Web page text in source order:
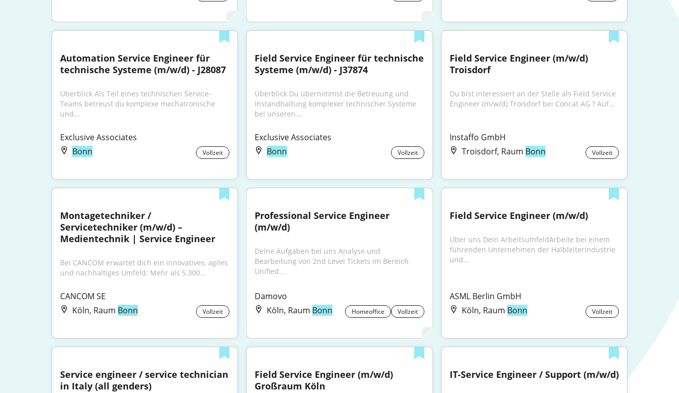
Automation Service Engineer für
technische Systeme (m/w/d) - J28087
Überblick Als Teil eines technischen Service-
Teams betreust du komplexe mechatronische
und...
Exclusive Associates
Bonn
Vollzeit
Field Service Engineer für technische
Systeme (m/w/d) - J37874
Überblick Du übernimmst die Betreuung und
Instandhaltung komplexer technischer Systeme
bei unseren...
Exclusive Associates
Bonn
Vollzeit
Field Service Engineer (m/w/d)
Troisdorf
Du bist interessiert an der Stelle als Field Service
Engineer (m/w/d) Troisdorf bei Concat AG ? Auf...
Instaffo GmbH
Troisdorf, Raum Bonn Vollzeit
Montagetechniker /
Servicetechniker (m/w/d) –
Medientechnik | Service Engineer
Bei CANCOM erwartet dich ein innovatives, agiles
und nachhaltiges Umfeld: Mehr als 5.300...
CANCOM SE
Köln, Raum Bonn Vollzeit
Professional Service Engineer
(m/w/d)
Deine Aufgaben bei uns Analyse und
Bearbeitung von 2nd Level Tickets im Bereich
Unified...
Damovo
Köln, Raum Bonn Homeoffice Vollzeit
Field Service Engineer (m/w/d)
Über uns Dein ArbeitsumfeldArbeite bei einem
führenden Unternehmen der Halbleiterindustrie
und...
ASML Berlin GmbH
Köln, Raum Bonn Vollzeit
Service engineer / service technician
in Italy (all genders)
Field Service Engineer (m/w/d)
Großraum Köln
IT-Service Engineer / Support (m/w/d)